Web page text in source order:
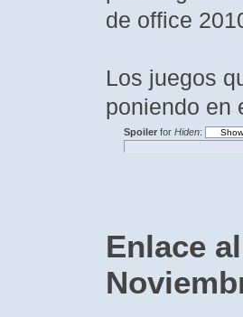
de office
Los juegos
poniendo en
Spoilerfor Hiden:
Enlace